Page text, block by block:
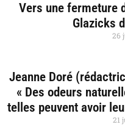
Vers une fermeture
Glazicks
26
Jeanne Doré
« Des odeurs
telles peuvent avoir
21